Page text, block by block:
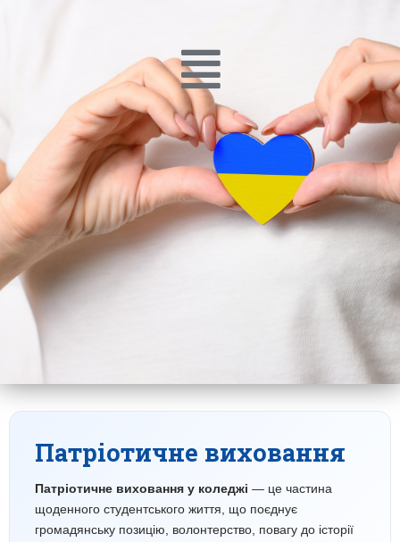
Патріотичне виховання
Патріотичне виховання у коледжі — це частина
щоденного студентського життя, що поєднує
громадянську позицію, волонтерство, повагу до історії